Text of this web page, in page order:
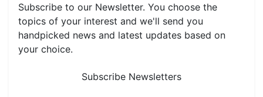
Subscribe to our Newsletter. You choose the
topics of your interest and we'll send you
handpicked news and latest updates based on
your choice.
Subscribe Newsletters